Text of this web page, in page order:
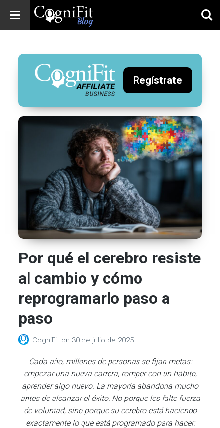
Blog: Brain
Health
News
Brain Training,
Mental Health, and
Wellness
Regístrate
Por qué el cerebro resiste
al cambio y cómo
reprogramarlo paso a
paso
CogniFit on 30 de julio de 2025
Cada año, millones de personas se fijan metas:
empezar una nueva carrera, romper con un hábito,
aprender algo nuevo. La mayoría abandona mucho
antes de alcanzar el éxito. No porque les falte fuerza
de voluntad, sino porque su cerebro está haciendo
exactamente lo que está programado para hacer: